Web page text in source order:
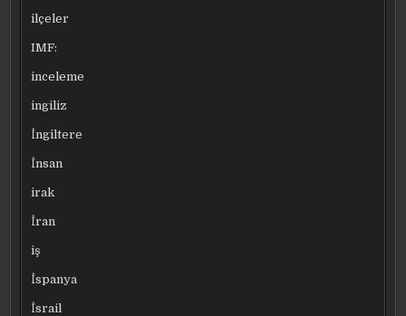
ilçeler
IMF:
inceleme
ingiliz
İngiltere
İnsan
irak
İran
iş
İspanya
İsrail